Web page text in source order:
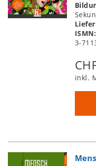
ISMN:
3-
inkl.